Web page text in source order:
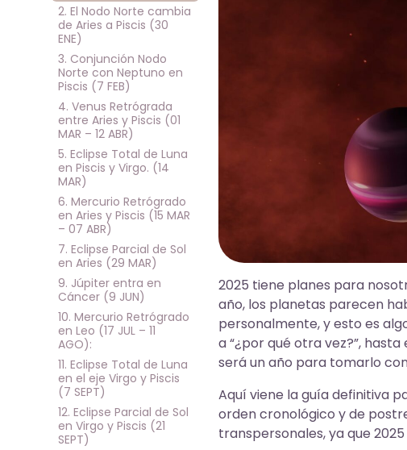
2. El Nodo Norte cambia
de Aries a Piscis (30
ENE)
3. Conjunción Nodo
Norte con Neptuno en
Piscis (7 FEB)
4. Venus Retrógrada
entre Aries y Piscis (01
MAR – 12 ABR)
5. Eclipse Total de Luna
en Piscis y Virgo. (14
MAR)
6. Mercurio Retrógrado
en Aries y Piscis (15 MAR
– 07 ABR)
7. Eclipse Parcial de Sol
en Aries (29 MAR)
9. Júpiter entra en
Cáncer (9 JUN)
10. Mercurio Retrógrado
en Leo (17 JUL – 11
AGO):
11. Eclipse Total de Luna
en el eje Virgo y Piscis
(7 SEPT)
12. Eclipse Parcial de Sol
en Virgo y Piscis (21
SEPT)
2025 tiene planes para
año, los planetas parecen
personalmente, y esto es
a “¿por qué otra vez?”,
será un año para tomarlo
Aquí viene la guía definitiva
orden cronológico y de
transpersonales, ya que